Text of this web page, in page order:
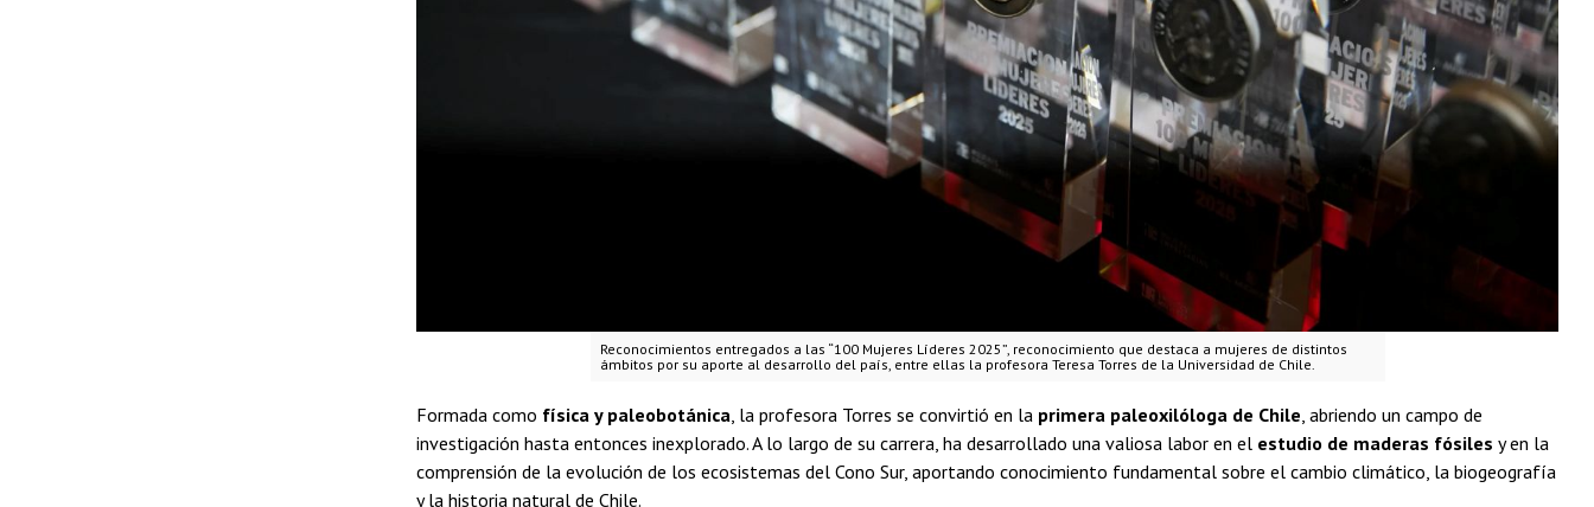
Reconocimientos entregados a las “100 Mujeres Líderes 2025”, reconocimiento que destaca a mujeres de distintos
ámbitos por su aporte al desarrollo del país, entre ellas la profesora Teresa Torres de la Universidad de Chile.
Formada como física y paleobotánica, la profesora Torres se convirtió en la primera paleoxilóloga de Chile, abriendo un campo de
investigación hasta entonces inexplorado. A lo largo de su carrera, ha desarrollado una valiosa labor en el estudio de maderas fósiles y en la
comprensión de la evolución de los ecosistemas del Cono Sur, aportando conocimiento fundamental sobre el cambio climático, la biogeografía
y la historia natural de Chile.